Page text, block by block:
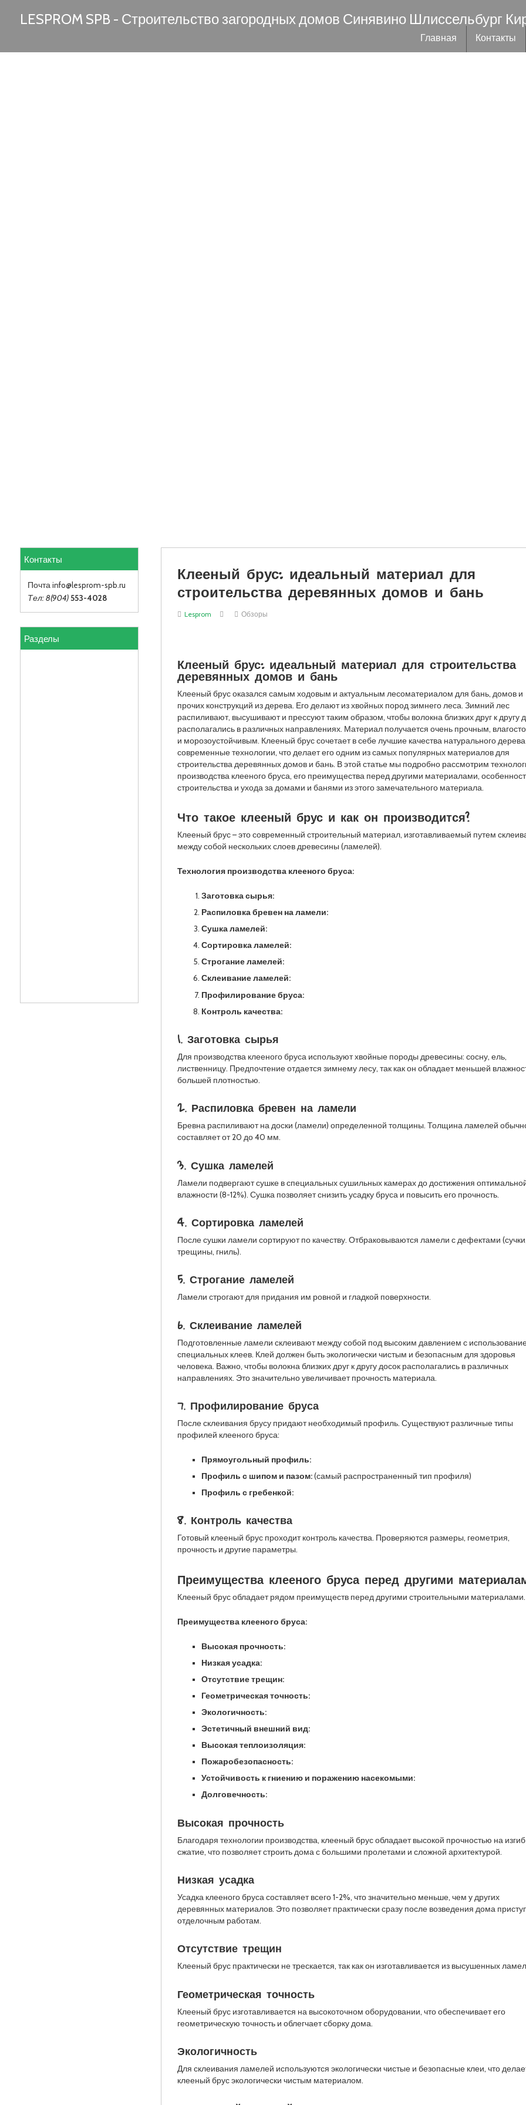
LESPROM SPB - Строительство загородных домов Синявино Шлиссельбург
Главная Контакты
Клееный брус: идеальный материал для
строительства деревянных домов и бань
Lesprom Обзоры
Клееный брус: идеальный материал для строительства
деревянных домов и бань
Клееный брус оказался самым ходовым и актуальным лесоматериалом для бань, домов и
прочих конструкций из дерева. Его делают из хвойных пород зимнего леса. Зимний лес
распиливают, высушивают и прессуют таким образом, чтобы волокна близких друг к другу
располагались в различных направлениях. Материал получается очень прочным,
и морозоустойчивым. Клееный брус сочетает в себе лучшие качества натурального
современные технологии, что делает его одним из самых популярных материалов для
строительства деревянных домов и бань. В этой статье мы подробно рассмотрим
производства клееного бруса, его преимущества перед другими материалами,
строительства и ухода за домами и банями из этого замечательного материала.
Что такое клееный брус и как он производится?
Клееный брус – это современный строительный материал, изготавливаемый путем
между собой нескольких слоев древесины (ламелей).
Технология производства клееного бруса:
Заготовка сырья:
Распиловка бревен на ламели:
Сушка ламелей:
Сортировка ламелей:
Строгание ламелей:
Склеивание ламелей:
Профилирование бруса:
Контроль качества:
1. Заготовка сырья
Для производства клееного бруса используют хвойные породы древесины: сосну, ель,
лиственницу. Предпочтение отдается зимнему лесу, так как он обладает меньшей
большей плотностью.
2. Распиловка бревен на ламели
Бревна распиливают на доски (ламели) определенной толщины. Толщина ламелей
составляет от 20 до 40 мм.
3. Сушка ламелей
Ламели подвергают сушке в специальных сушильных камерах до достижения
влажности (8-12%). Сушка позволяет снизить усадку бруса и повысить его прочность.
4. Сортировка ламелей
После сушки ламели сортируют по качеству. Отбраковываются ламели с дефектами
трещины, гниль).
5. Строгание ламелей
Ламели строгают для придания им ровной и гладкой поверхности.
6. Склеивание ламелей
Подготовленные ламели склеивают между собой под высоким давлением с
специальных клеев. Клей должен быть экологически чистым и безопасным для здоровья
человека. Важно, чтобы волокна близких друг к другу досок располагались в различных
направлениях. Это значительно увеличивает прочность материала.
7. Профилирование бруса
После склеивания брусу придают необходимый профиль. Существуют различные типы
профилей клееного бруса:
Прямоугольный профиль:
Профиль с шипом и пазом:(самый распространенный тип профиля)
Профиль с гребенкой:
8. Контроль качества
Готовый клееный брус проходит контроль качества. Проверяются размеры, геометрия,
прочность и другие параметры.
Преимущества клееного бруса перед другими
Клееный брус обладает рядом преимуществ перед другими строительными материалами.
Преимущества клееного бруса:
Высокая прочность:
Низкая усадка:
Отсутствие трещин:
Геометрическая точность:
Экологичность:
Эстетичный внешний вид:
Высокая теплоизоляция:
Пожаробезопасность:
Устойчивость к гниению и поражению насекомыми:
Долговечность:
Высокая прочность
Благодаря технологии производства, клееный брус обладает высокой прочностью на
сжатие, что позволяет строить дома с большими пролетами и сложной архитектурой.
Низкая усадка
Усадка клееного бруса составляет всего 1-2%, что значительно меньше, чем у других
деревянных материалов. Это позволяет практически сразу после возведения дома
отделочным работам.
Отсутствие трещин
Клееный брус практически не трескается, так как он изготавливается из высушенных
Геометрическая точность
Клееный брус изготавливается на высокоточном оборудовании, что обеспечивает его
геометрическую точность и облегчает сборку дома.
Экологичность
Для склеивания ламелей используются экологически чистые и безопасные клеи, что
клееный брус экологически чистым материалом.
Контакты
Почта info@lesprom-spb.ru
Тел: 8(904) 553-4028
Разделы